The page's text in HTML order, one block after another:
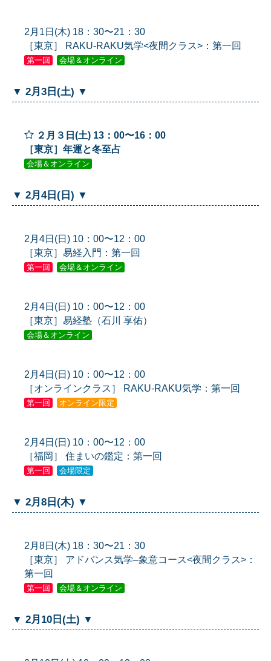
2月1日(木) 18：30〜21：30
［東京］ RAKU-RAKU気学<夜間クラス>：第一回
第一回 会場＆オンライン
▼ 2月3日(土) ▼
２月３日(土) 13：00〜16：00
［東京］年運と冬至占
会場＆オンライン
▼ 2月4日(日) ▼
2月4日(日) 10：00〜12：00
［東京］易経入門：第一回
第一回 会場＆オンライン
2月4日(日) 10：00〜12：00
［東京］易経塾（石川 享佑）
会場＆オンライン
2月4日(日) 10：00〜12：00
［オンラインクラス］ RAKU-RAKU気学：第一回
第一回 オンライン限定
2月4日(日) 10：00〜12：00
［福岡］ 住まいの鑑定：第一回
第一回 会場限定
▼ 2月8日(木) ▼
2月8日(木) 18：30〜21：30
［東京］ アドバンス気学–象意コース<夜間クラス>：
第一回
第一回 会場＆オンライン
▼ 2月10日(土) ▼